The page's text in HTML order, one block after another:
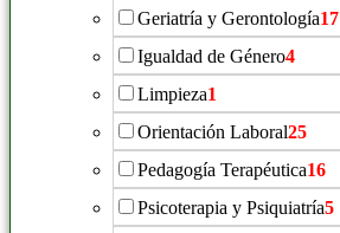
Geriatría y Gerontología17
Igualdad de Género4
Limpieza1
Orientación Laboral25
Pedagogía Terapéutica16
Psicoterapia y Psiquiatría5